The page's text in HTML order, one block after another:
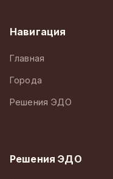
Навигация
Главная
Города
Решения ЭДО
Решения ЭДО